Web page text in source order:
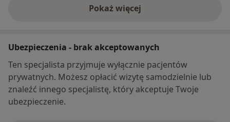
Pokaż więcej
o adresie
Ubezpieczenia - brak akceptowanych
Ten specjalista przyjmuje wyłącznie pacjentów
prywatnych. Możesz opłacić wizytę samodzielnie lub
znaleźć innego specjalistę, który akceptuje Twoje
ubezpieczenie.